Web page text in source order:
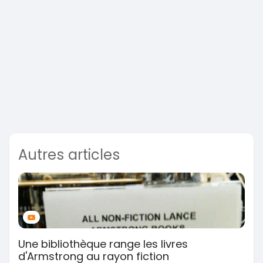
Autres articles
Une bibliothèque range les livres
d'Armstrong au rayon fiction